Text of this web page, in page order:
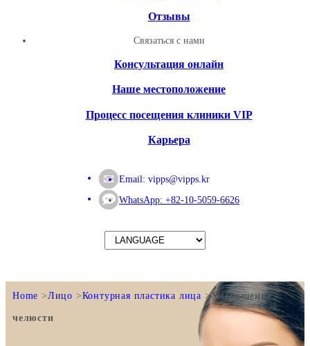
Отзывы
Связаться с нами
Консультация онлайн
Наше местоположение
Процесс посещения клиники VIP
Карьера
Email: vipps@vipps.kr
WhatsApp: +82-10-5059-6626
Home Лицо Контурная пластика лица Уменьшение
челюсти